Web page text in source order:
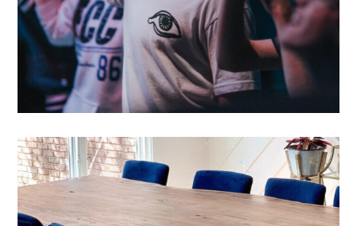
Projetos Academicos
DIGITAL CONFERENCE